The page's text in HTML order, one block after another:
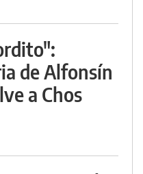
de Alfonsín
a Chos